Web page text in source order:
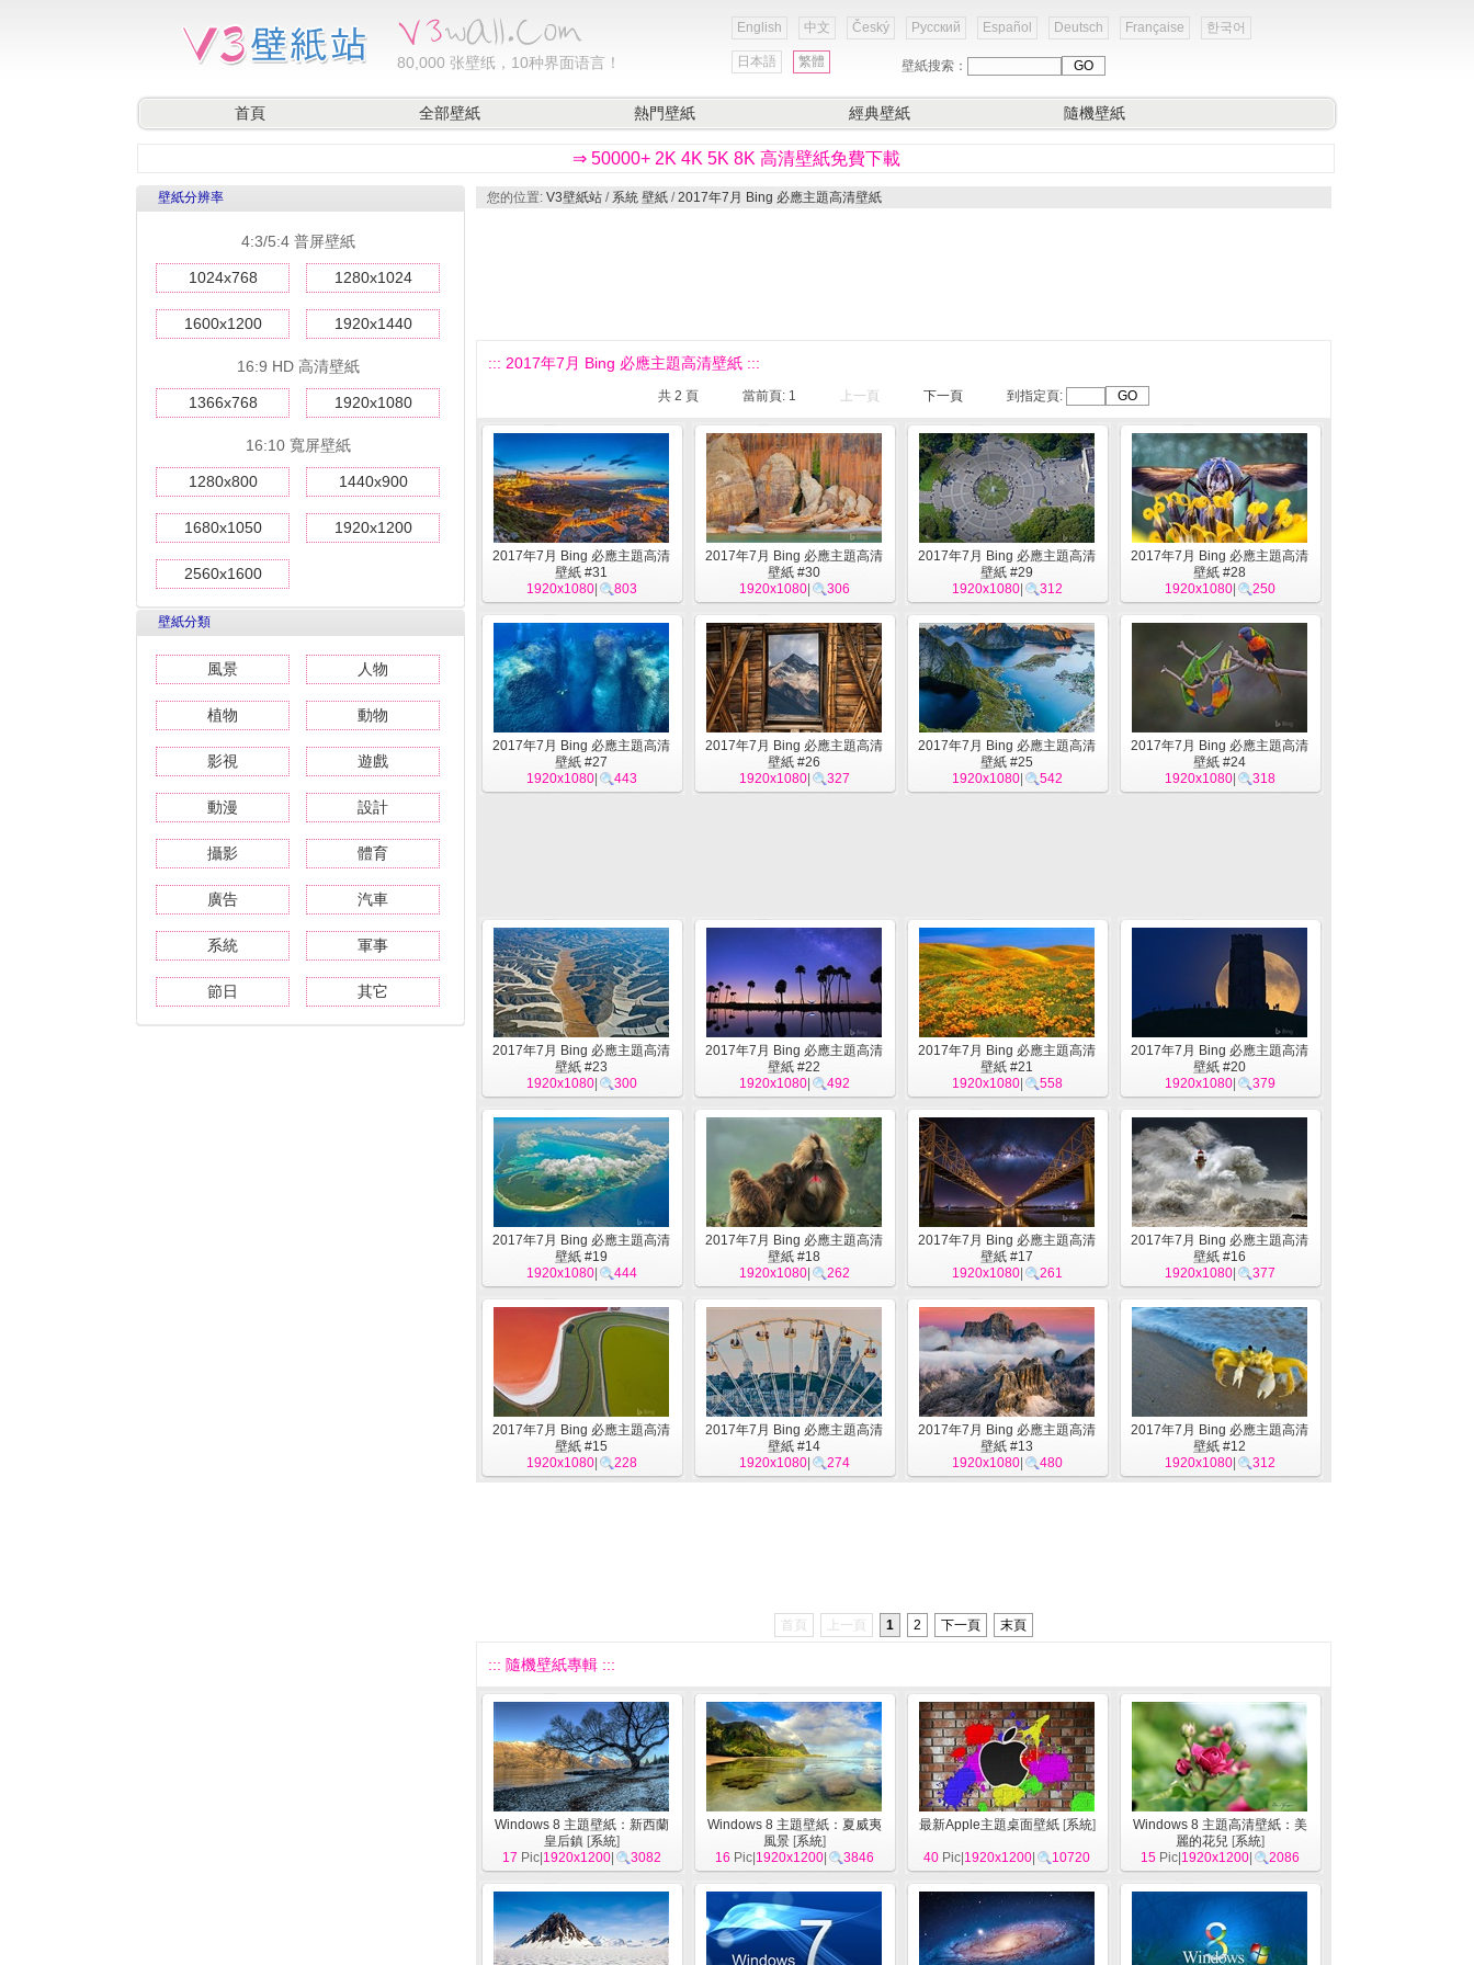
80,000 张壁纸，10种界面语言！
English 中文 Český Русский Español Deutsch Française 한국어
日本語 繁體 壁紙搜索：
首頁 全部壁紙 熱門壁紙 經典壁紙 隨機壁紙
⇒ 50000+ 2K 4K 5K 8K 高清壁紙免費下載
壁紙分辨率
4:3/5:4 普屏壁紙
1024x768 1280x1024
1600x1200 1920x1440
16:9 HD 高清壁紙
1366x768 1920x1080
16:10 寬屏壁紙
1280x800 1440x900
1680x1050 1920x1200
2560x1600
壁紙分類
風景 人物
植物 動物
影視 遊戲
動漫 設計
攝影 體育
廣告 汽車
系統 軍事
節日 其它
您的位置: V3壁紙站 / 系統 壁紙 /2017年7月 Bing 必應主題高清壁紙
::: 2017年7月 Bing 必應主題高清壁紙 :::
共 2 頁 當前頁: 1 上一頁 下一頁 到指定頁:
2017年7月 Bing 必應主題高清
壁紙 #31
1920x1080| 803
2017年7月 Bing 必應主題高清
壁紙 #30
1920x1080| 306
2017年7月 Bing 必應主題高清
壁紙 #29
1920x1080| 312
2017年7月 Bing 必應主題高清
壁紙 #28
1920x1080| 250
2017年7月 Bing 必應主題高清
壁紙 #27
1920x1080| 443
2017年7月 Bing 必應主題高清
壁紙 #26
1920x1080| 327
2017年7月 Bing 必應主題高清
壁紙 #25
1920x1080| 542
2017年7月 Bing 必應主題高清
壁紙 #24
1920x1080| 318
2017年7月 Bing 必應主題高清
壁紙 #23
1920x1080| 300
2017年7月 Bing 必應主題高清
壁紙 #22
1920x1080| 492
2017年7月 Bing 必應主題高清
壁紙 #21
1920x1080| 558
2017年7月 Bing 必應主題高清
壁紙 #20
1920x1080| 379
2017年7月 Bing 必應主題高清
壁紙 #19
1920x1080| 444
2017年7月 Bing 必應主題高清
壁紙 #18
1920x1080| 262
2017年7月 Bing 必應主題高清
壁紙 #17
1920x1080| 261
2017年7月 Bing 必應主題高清
壁紙 #16
1920x1080| 377
2017年7月 Bing 必應主題高清
壁紙 #15
1920x1080| 228
2017年7月 Bing 必應主題高清
壁紙 #14
1920x1080| 274
2017年7月 Bing 必應主題高清
壁紙 #13
1920x1080| 480
2017年7月 Bing 必應主題高清
壁紙 #12
1920x1080| 312
首頁 上一頁 1 2 下一頁 末頁
::: 隨機壁紙專輯 :::
Windows 8 主題壁紙：新西蘭
皇后鎮[系統]
17 Pic| 1920x1200| 3082
Windows 8 主題壁紙：夏威夷
風景[系統]
16 Pic| 1920x1200| 3846
最新Apple主題桌面壁紙[系統]
40 Pic| 1920x1200 10720
Windows 8 主題高清壁紙：美
麗的花兒[系統]
15Pic| 1920x1200| 2086